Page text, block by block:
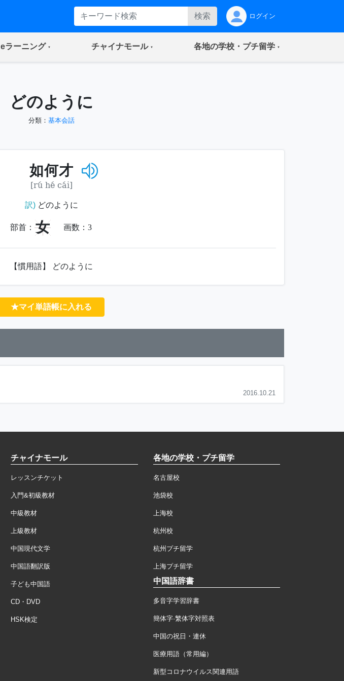
検索 ログイン
eラーニング(current) チャイナモール(current) 各地の学校・プチ留学(current)
どのように
分類： 基本会話
如何才
[rú hé cái]
訳)どのように
部首： 女 画数： 3
【慣用語】 どのように
★マイ単語帳に入れる
2016.10.21
チャイナモール
レッスンチケット
入門&初級教材
中級教材
上級教材
中国現代文学
中国語翻訳版
子ども中国語
CD・DVD
HSK検定
各地の学校・プチ留学
名古屋校
池袋校
上海校
杭州校
杭州プチ留学
上海プチ留学
中国語辞書
多音字学習辞書
簡体字·繁体字対照表
中国の祝日・連休
医療用語（常用編）
新型コロナウイルス関連用語